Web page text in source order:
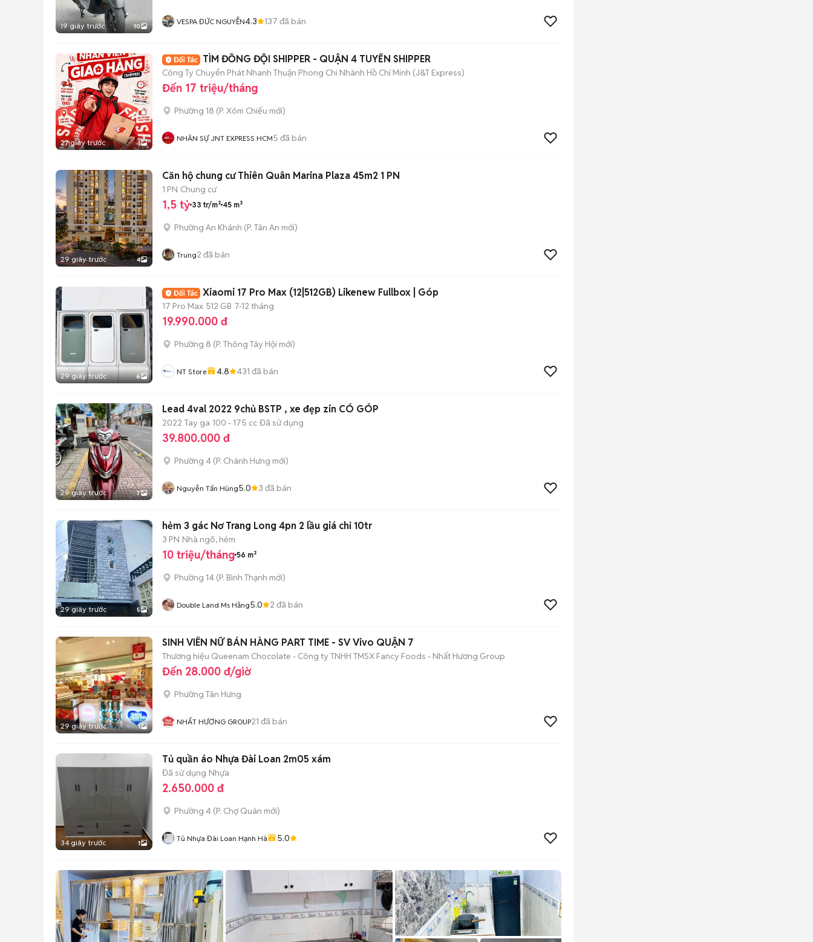
19 giây trước 10 VESPA ĐỨC NGUYỄN4.3 137 đã bán
27 giây trước 1
TÌM ĐỒNG ĐỘI SHIPPER - QUẬN 4 TUYỂN SHIPPER
Công Ty Chuyển Phát Nhanh Thuận Phong Chi Nhánh Hồ Chí Minh (J&T Express)
Đến 17 triệu/tháng
Phường 18 (P. Xóm Chiếu mới)
NHÂN SỰ JNT EXPRESS HCM5 đã bán
29 giây trước 4
Căn hộ chung cư Thiên Quân Marina Plaza 45m2 1 PN
1 PN Chung cư
1,5 tỷ 33 tr/m² 45 m²
Phường An Khánh (P. Tân An mới)
Trung2 đã bán
29 giây trước 6
Xiaomi 17 Pro Max (12|512GB) Likenew Fullbox | Góp
17 Pro Max 512 GB 7-12 tháng
19.990.000 đ
Phường 8 (P. Thông Tây Hội mới)
NT Store 4.8 431 đã bán
29 giây trước 7
Lead 4val 2022 9chủ BSTP , xe đẹp zin CÓ GÓP
2022 Tay ga 100 - 175 cc Đã sử dụng
39.800.000 đ
Phường 4 (P. Chánh Hưng mới)
Nguyễn Tấn Hùng5.0 3 đã bán
29 giây trước 5
hẻm 3 gác Nơ Trang Long 4pn 2 lầu giá chỉ 10tr
3 PN Nhà ngõ, hẻm
10 triệu/tháng 56 m²
Phường 14 (P. Bình Thạnh mới)
Double Land Ms Hằng5.0 2 đã bán
29 giây trước 1
SINH VIÊN NỮ BÁN HÀNG PART TIME - SV Vivo QUẬN 7
Thương hiệu Queenam Chocolate - Công ty TNHH TMSX Fancy Foods - Nhất Hương Group
Đến 28.000 đ/giờ
Phường Tân Hưng
NHẤT HƯƠNG GROUP21 đã bán
34 giây trước 1
Tủ quần áo Nhựa Đài Loan 2m05 xám
Đã sử dụng Nhựa
2.650.000 đ
Phường 4 (P. Chợ Quán mới)
Tủ Nhựa Đài Loan Hạnh Hà 5.0